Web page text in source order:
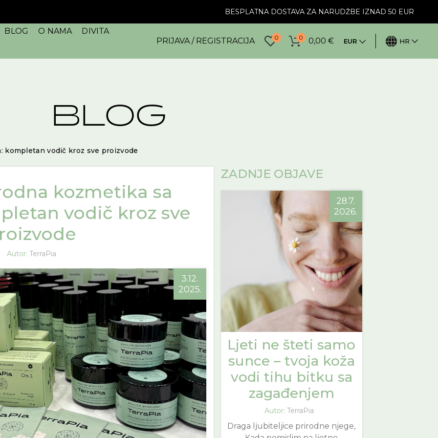
BESPLATNA DOSTAVA ZA NARUDŽBE IZNAD 50 EUR
BLOG O NAMA
DIVITA
PRIJAVA / REGISTRACIJA
0 0 0,00€ EUR HR
BLOG
kompletan vodič kroz sve proizvode
kozmetika sa
vodič kroz sve
Autor: TerraPia
3.12.
2025.
ZADNJE OBJAVE
28.7.
2026.
Ljeti ne šteti samo
sunce – tvoja koža
vodi tihu bitku sa
zagađenjem
Autor: TerraPia
Draga ljubiteljice prirodne njege,